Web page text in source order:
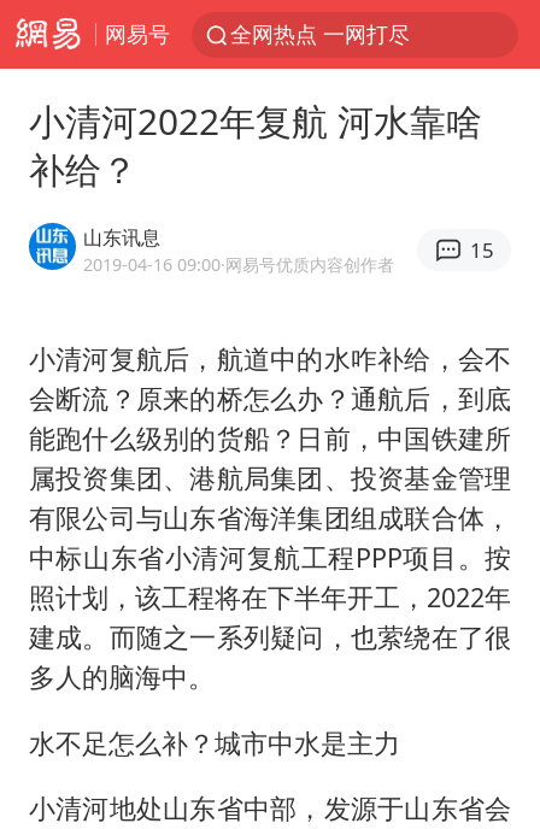
网易号 全网热点 一网打尽
小清河2022年复航 河水靠啥
补给？
山东讯息
2019-04-16 09:00·网易号优质内容创作者
15
小清河复航后，航道中的水咋补给，会不
会断流？原来的桥怎么办？通航后，到底
能跑什么级别的货船？日前，中国铁建所
属投资集团、港航局集团、投资基金管理
有限公司与山东省海洋集团组成联合体，
中标山东省小清河复航工程PPP项目。按
照计划，该工程将在下半年开工，2022年
建成。而随之一系列疑问，也萦绕在了很
多人的脑海中。
水不足怎么补？城市中水是主力
小清河地处山东省中部，发源于山东省会